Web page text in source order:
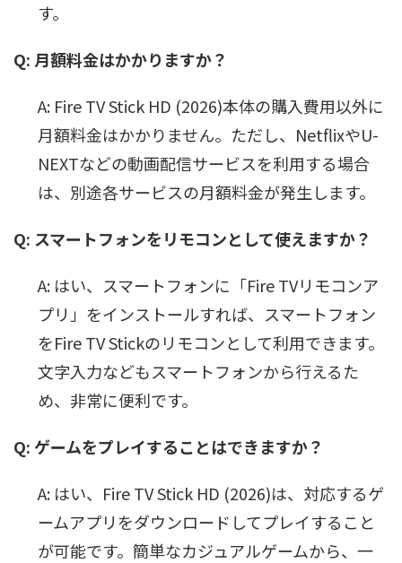
す。
Q: 月額料金はかかりますか？
A: Fire TV Stick HD (2026)本体の購入費用以外に
月額料金はかかりません。ただし、NetflixやU-
NEXTなどの動画配信サービスを利用する場合
は、別途各サービスの月額料金が発生します。
Q: スマートフォンをリモコンとして使えますか？
A: はい、スマートフォンに「Fire TVリモコンア
プリ」をインストールすれば、スマートフォン
をFire TV Stickのリモコンとして利用できます。
文字入力などもスマートフォンから行えるた
め、非常に便利です。
Q: ゲームをプレイすることはできますか？
A: はい、Fire TV Stick HD (2026)は、対応するゲ
ームアプリをダウンロードしてプレイすること
が可能です。簡単なカジュアルゲームから、一